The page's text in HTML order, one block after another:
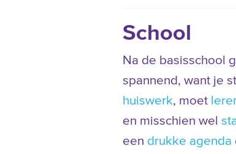
School
Na de basisschool
spannend, want je
huiswerk, moet
en misschien wel
een drukke agenda